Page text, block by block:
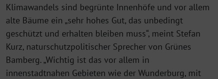
Klimawandels sind begrünte Innenhöfe und vor allem
alte Bäume ein „sehr hohes Gut, das unbedingt
geschützt und erhalten bleiben muss“, meint Stefan
Kurz, naturschutzpolitischer Sprecher von Grünes
Bamberg. „Wichtig ist das vor allem in
innenstadtnahen Gebieten wie der Wunderburg, mit